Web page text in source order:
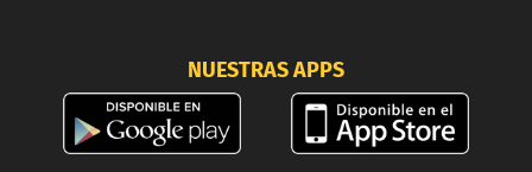
NUESTRAS APPS